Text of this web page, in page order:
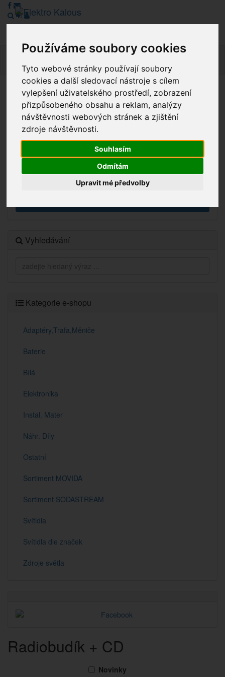
Používáme soubory cookies
Tyto webové stránky používají soubory
cookies a další sledovací nástroje s cílem
vylepšení uživatelského prostředí, zobrazení
přizpůsobeného obsahu a reklam, analýzy
návštěvnosti webových stránek a zjištění
zdroje návštěvnosti.
Souhlasím
Odmítám
Upravit mé předvolby
Vážení zákazníci, v tuto chvíli je Náš internetový obchod v
režimu Katalogu. Objednávky on-line nyní nelze vyřídit.
Děkujeme za pochopení.
Výprodej
Vyhledávání
Kategorie e-shopu
Adaptéry,Trafa,Měniče
Baterie
Bílá
Elektronika
Instal. Mater
Náhr. Díly
Ostatní
Sortiment MOVIDA
Sortiment SODASTREAM
Svítidla
Svítidla dle značek
Zdroje světla
Radiobudík + CD
Novinky